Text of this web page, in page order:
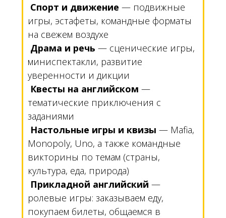
Спорт и движение — подвижные
игры, эстафеты, командные форматы
на свежем воздухе
Драма и речь — сценические игры,
миниспектакли, развитие
уверенности и дикции
Квесты на английском —
тематические приключения с
заданиями
Настольные игры и квизы — Mafia,
Monopoly, Uno, а также командные
викторины по темам (страны,
культура, еда, природа)
Прикладной английский —
ролевые игры: заказываем еду,
покупаем билеты, общаемся в